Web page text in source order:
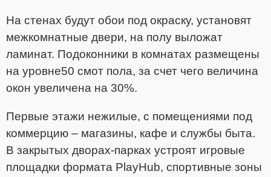
На стенах будут обои под окраску, установят
межкомнатные двери, на полу выложат
ламинат. Подоконники в комнатах размещены
на уровне50 смот пола, за счет чего величина
окон увеличена на 30%.
Первые этажи нежилые, с помещениями под
коммерцию – магазины, кафе и службы быта.
В закрытых дворах-парках устроят игровые
площадки формата PlayHub, спортивные зоны